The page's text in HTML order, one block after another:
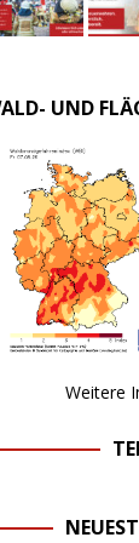
UND
Weitere